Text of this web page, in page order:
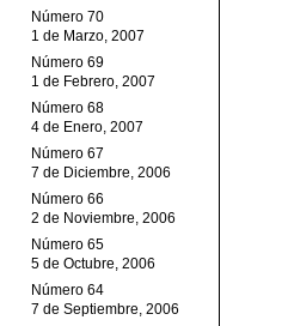
Número 70
1 de Marzo, 2007
Número 69
1 de Febrero, 2007
Número 68
4 de Enero, 2007
Número 67
7 de Diciembre, 2006
Número 66
2 de Noviembre, 2006
Número 65
5 de Octubre, 2006
Número 64
7 de Septiembre, 2006